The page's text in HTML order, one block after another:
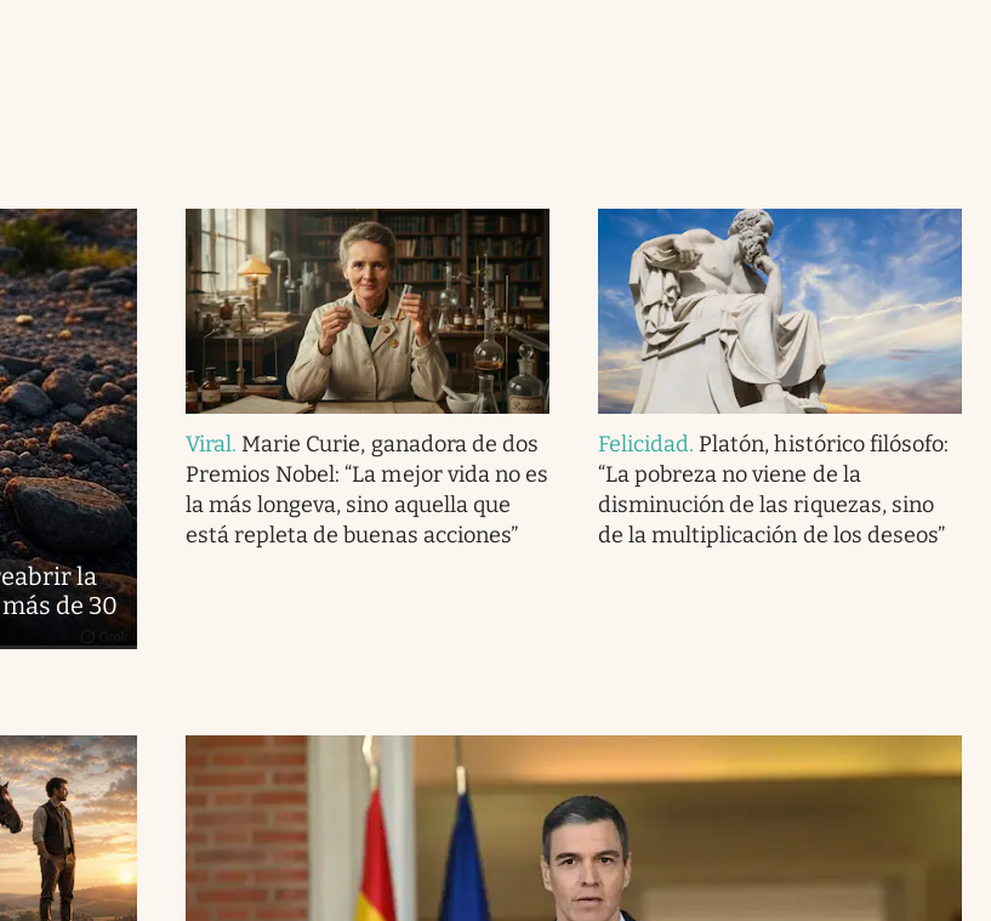
la
de 30
Viral. Marie Curie, ganadora de dos
Premios Nobel: “La mejor vida no es
la más longeva, sino aquella que
está repleta de buenas acciones”
Felicidad. Platón, histórico filósofo:
“La pobreza no viene de la
disminución de las riquezas, sino
de la multiplicación de los deseos”